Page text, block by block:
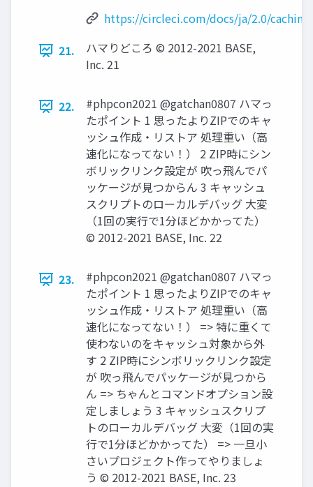
https://circleci.com/docs/ja/2.0/
21.
ハマりどころ © 2012-2021 BASE,
Inc. 21
22.
#phpcon2021 @gatchan0807 ハマっ
たポイント 1 思ったよりZIPでのキャ
ッシュ作成・リストア 処理重い（高
速化になってない！） 2 ZIP時にシン
ボリックリンク設定が 吹っ飛んでパ
ッケージが見つからん 3 キャッシュ
スクリプトのローカルデバッグ 大変
（1回の実行で1分ほどかかってた）
© 2012-2021 BASE, Inc. 22
23.
#phpcon2021 @gatchan0807 ハマっ
たポイント 1 思ったよりZIPでのキャ
ッシュ作成・リストア 処理重い（高
速化になってない！） => 特に重くて
使わないのをキャッシュ対象から外
す 2 ZIP時にシンボリックリンク設定
が 吹っ飛んでパッケージが見つから
ん => ちゃんとコマンドオプション設
定しましょう 3 キャッシュスクリプ
トのローカルデバッグ 大変（1回の実
行で1分ほどかかってた） => 一旦小
さいプロジェクト作ってやりましょ
う © 2012-2021 BASE, Inc. 23